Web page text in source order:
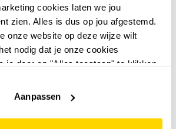
cookies laten we jou
zien. Alles is dus op jou afgestemd.
onze website op deze wijze wilt
nodig dat je onze cookies
je door op "Alles toestaan" te klikken.
functioneert.
Aanpassen